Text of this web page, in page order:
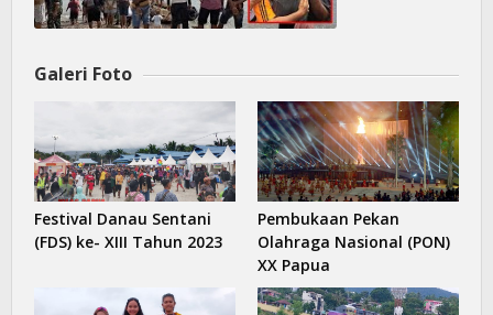
Galeri Foto
Festival Danau Sentani
(FDS) ke- XIII Tahun 2023
Pembukaan Pekan
Olahraga Nasional (PON)
XX Papua